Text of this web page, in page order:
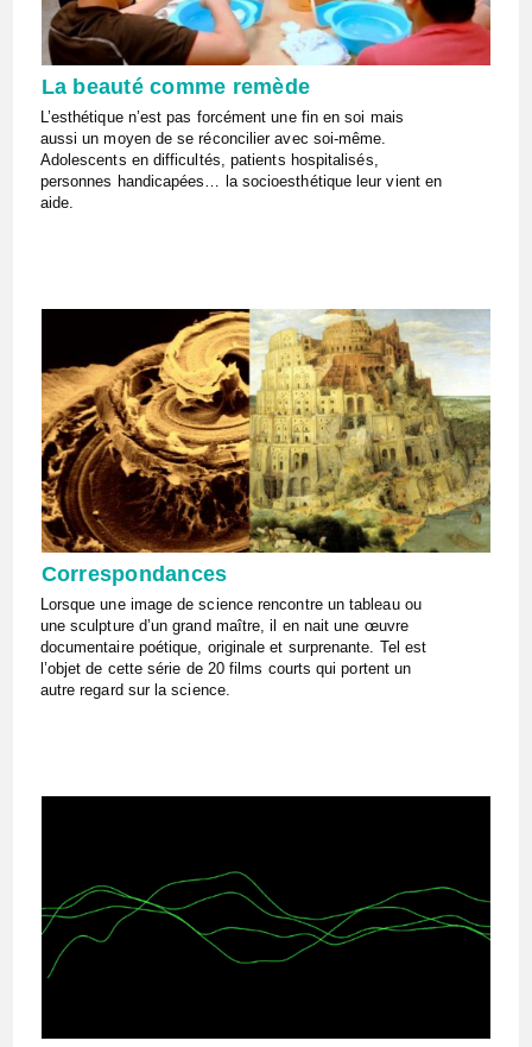
La beauté comme remède
L’esthétique n’est pas forcément une fin en soi mais
aussi un moyen de se réconcilier avec soi-même.
Adolescents en difficultés, patients hospitalisés,
personnes handicapées… la socioesthétique leur vient en
aide.
Correspondances
Lorsque une image de science rencontre un tableau ou
une sculpture d’un grand maître, il en nait une œuvre
documentaire poétique, originale et surprenante. Tel est
l’objet de cette série de 20 films courts qui portent un
autre regard sur la science.